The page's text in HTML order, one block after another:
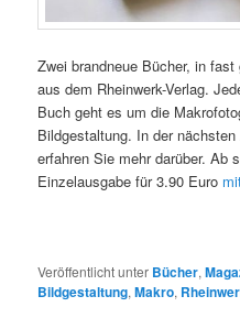
Zwei brandneue Bücher, in
aus dem Rheinwerk-Verlag.
Buch geht es um die
Bildgestaltung. In der
erfahren Sie mehr darüber. Ab
Einzelausgabe für 3.90 Euro
Veröffentlicht unter Bücher,
Bildgestaltung,Makro,